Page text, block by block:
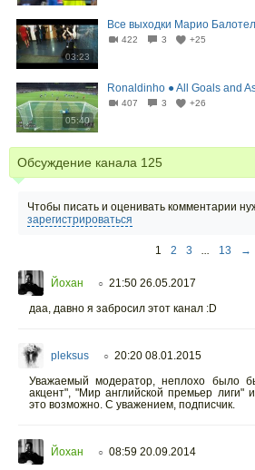
03:23
Все выходки Марио
422 3 +25
05:40
Ronaldinho ● All Goals and
407 3 +26
Обсуждение канала 125
Чтобы писать и оценивать комментарии
зарегистрироваться
1 2 3 ... 13 →
Йохан ○ 21:50 26.05.2017
даа, давно я забросил этот канал :D
pleksus ○ 20:20 08.01.2015
Уважаемый модератор, неплохо было
акцент", "Мир английской премьер лиги"
это возможно. С уважением, подписчик.
Йохан ○ 08:59 20.09.2014